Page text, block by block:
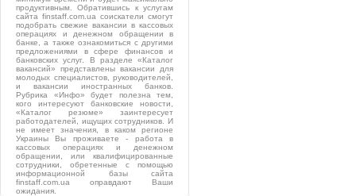
продуктивным. Обратившись к услугам
сайта finstaff.com.ua соискатели смогут
подобрать свежие вакансии в кассовых
операциях и денежном обращении в
банке, а также ознакомиться с другими
предложениями в сфере финансов и
банковских услуг. В разделе «Каталог
вакансий» представлены вакансии для
молодых специалистов, руководителей,
и вакансии иностранных банков.
Рубрика «Инфо» будет полезна тем,
кого интересуют банковские новости,
«Каталог резюме» заинтересует
работодателей, ищущих сотрудников. И
не имеет значения, в каком регионе
Украины Вы проживаете - работа в
кассовых операциях и денежном
обращении, или квалифицированные
сотрудники, обретенные с помощью
информационной базы сайта
finstaff.com.ua оправдают Ваши
ожидания.